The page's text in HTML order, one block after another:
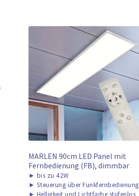
MARLEN 90cm LED Panel mit
Fernbedienung (FB), dimmbar
► bis zu 42W
► Steuerung über Funkfernbedienung